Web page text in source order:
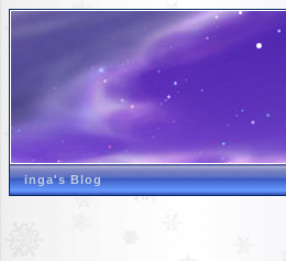
inga's Blog